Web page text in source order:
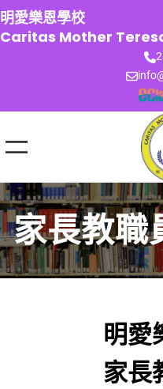
跳
至
主
明愛樂恩學校
Caritas Mother
家長教職
明愛
家長